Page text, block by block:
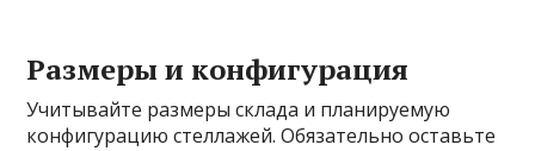
Размеры и конфигурация
Учитывайте размеры склада и планируемую
конфигурацию стеллажей. Обязательно оставьте